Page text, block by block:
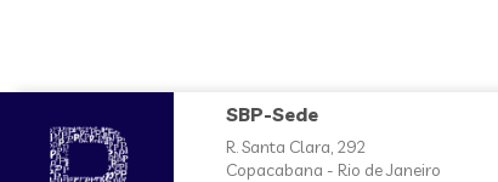
SBP-Sede
R. Santa Clara, 292
Copacabana - Rio de Janeiro